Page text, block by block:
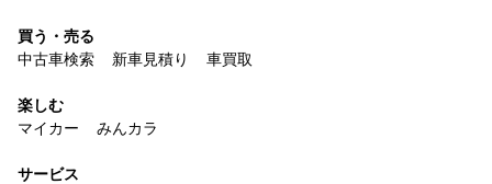
買う・売る
中古車検索
新車見積り 車買取
楽しむ
マイカー
みんカラ
サービス